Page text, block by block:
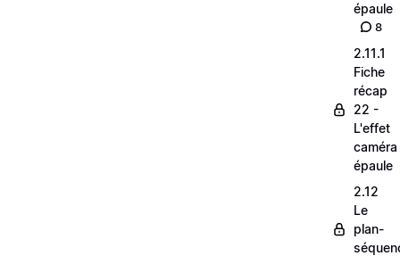
épaule
8
2.11.1
Fiche
récap
22 -
L'effet
caméra
épaule
2.12
Le
plan-